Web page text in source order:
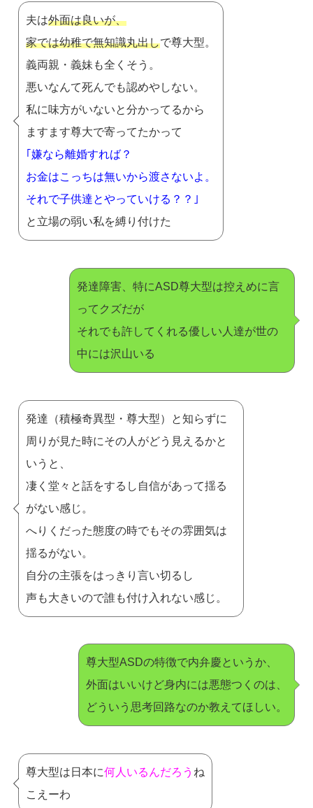
夫は外面は良いが、
家では幼稚で無知識丸出しで尊大型。
義両親・義妹も全くそう。
悪いなんて死んでも認めやしない。
私に味方がいないと分かってるから
ますます尊大で寄ってたかって
｢嫌なら離婚すれば？
お金はこっちは無いから渡さないよ。
それで子供達とやっていける？？｣
と立場の弱い私を縛り付けた
発達障害、特にASD尊大型は控えめに言
ってクズだが
それでも許してくれる優しい人達が世の
中には沢山いる
発達（積極奇異型・尊大型）と知らずに
周りが見た時にその人がどう見えるかと
いうと、
凄く堂々と話をするし自信があって揺る
がない感じ。
へりくだった態度の時でもその雰囲気は
揺るがない。
自分の主張をはっきり言い切るし
声も大きいので誰も付け入れない感じ。
尊大型ASDの特徴で内弁慶というか、
外面はいいけど身内には悪態つくのは、
どういう思考回路なのか教えてほしい。
尊大型は日本に何人いるんだろう ね
こえーわ